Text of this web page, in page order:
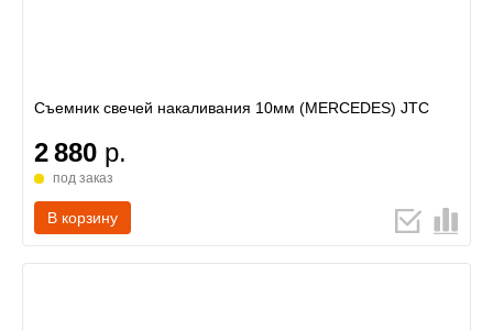
Съемник свечей накаливания 10мм (MERCEDES) JTC
2 880 р.
под заказ
В корзину